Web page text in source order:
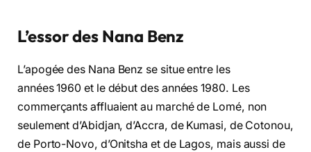
L’essor des Nana Benz
L’apogée des Nana Benz se situe entre les
années 1960 et le début des années 1980. Les
commerçants affluaient au marché de Lomé, non
seulement d’Abidjan, d’Accra, de Kumasi, de Cotonou,
de Porto-Novo, d’Onitsha et de Lagos, mais aussi de